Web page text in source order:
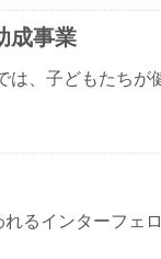
成事業
は、子どもたち
るインターフェ